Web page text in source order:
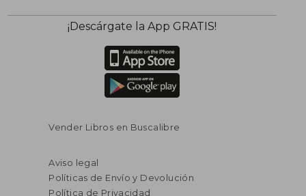
¡Descárgate la App GRATIS!
Vender Libros en Buscalibre
Aviso legal
Políticas de Envío y Devolución
Política de Privacidad